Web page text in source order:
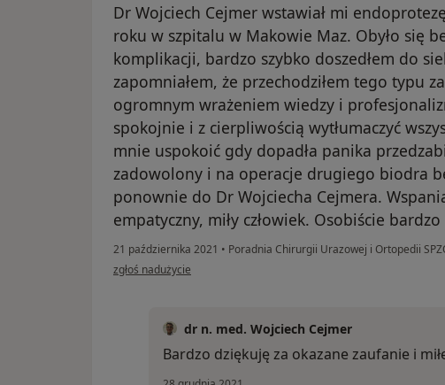
Dr Wojciech Cejmer wstawiał mi
roku w szpitalu w Makowie Maz. Obyło się
komplikacji, bardzo szybko doszedłem do
zapomniałem, że przechodziłem tego typu
ogromnym wrażeniem wiedzy i
spokojnie i z cierpliwością wytłumaczyć
mnie uspokoić gdy dopadła panika
zadowolony i na operacje drugiego biodra
ponownie do Dr Wojciecha Cejmera.
empatyczny, miły człowiek. Osobiście
21 października 2021 • Poradnia Chirurgii Urazowej i Ortopedii
w opinii użytkownika Marek Balicki
zgłoś nadużycie
dr n. med. Wojciech Cejmer
Bardzo dziękuję za okazane zaufanie i